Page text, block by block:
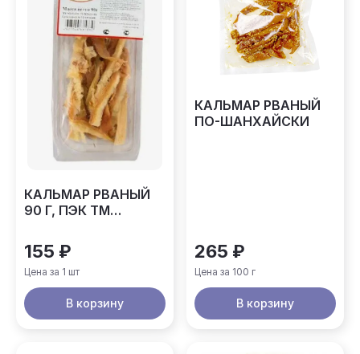
КАЛЬМАР РВАНЫЙ
90 Г, ПЭК ТМ
155 ₽
Цена за 1 шт
В корзину
КАЛЬМАР РВАНЫЙ
ПО-ШАНХАЙСКИ
265 ₽
Цена за 100 г
В корзину